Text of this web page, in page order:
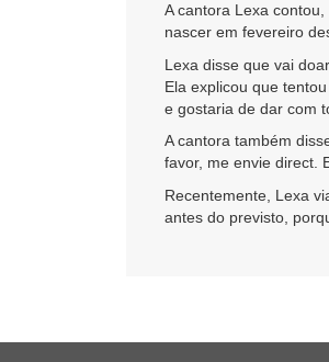
A cantora Lexa
nascer em fevereiro
Lexa disse que vai
Ela explicou que
e gostaria de dar com
A cantora também
favor, me envie direct.
Recentemente, Lexa
antes do previsto,